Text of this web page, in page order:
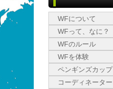
WFについて
WFって、なに？
WFのルール
WFを体験
ペンギンズカップ
コーディネーター